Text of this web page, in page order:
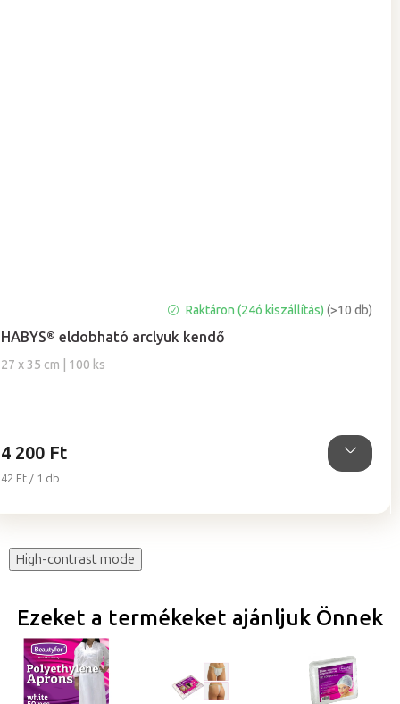
HABYS® eldobható arclyuk kendő
27 x 35 cm | 100 ks
átlagos
értékelése
Raktáron (24ó kiszállítás)(>10 db)
4 200 Ft
Egységár:
42 Ft / 1 db
High-contrast mode
Ezeket a termékeket ajánljuk Önnek